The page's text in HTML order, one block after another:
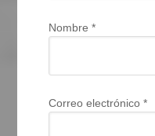
Nombre*
Correo electrónico*